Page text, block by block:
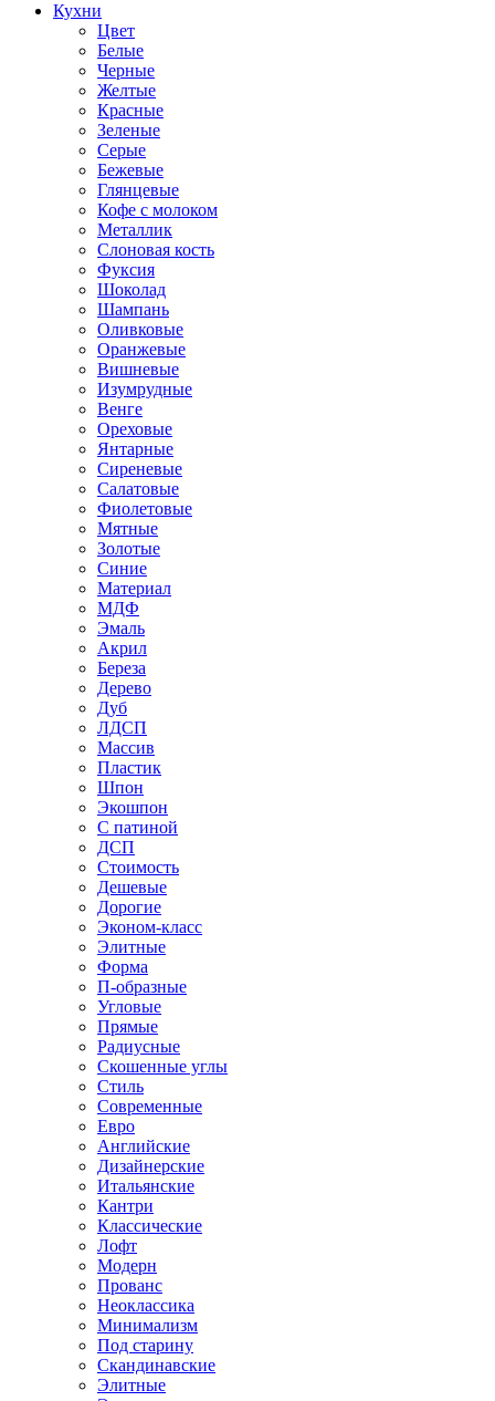
Кухни
Цвет
Белые
Черные
Желтые
Красные
Зеленые
Серые
Бежевые
Глянцевые
Кофе с молоком
Металлик
Слоновая кость
Фуксия
Шоколад
Шампань
Оливковые
Оранжевые
Вишневые
Изумрудные
Венге
Ореховые
Янтарные
Сиреневые
Салатовые
Фиолетовые
Мятные
Золотые
Синие
Материал
МДФ
Эмаль
Акрил
Береза
Дерево
Дуб
ЛДСП
Массив
Пластик
Шпон
Экошпон
С патиной
ДСП
Стоимость
Дешевые
Дорогие
Эконом-класс
Элитные
Форма
П-образные
Угловые
Прямые
Радиусные
Скошенные углы
Стиль
Современные
Евро
Английские
Дизайнерские
Итальянские
Кантри
Классические
Лофт
Модерн
Прованс
Неоклассика
Минимализм
Под старину
Скандинавские
Элитные